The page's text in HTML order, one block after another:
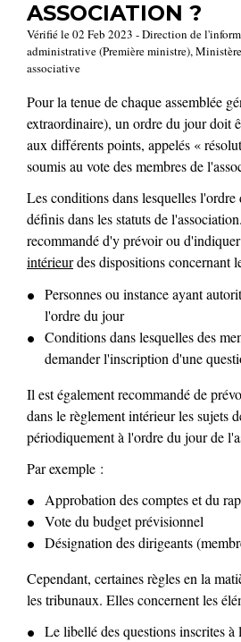
ASSOCIATION ?
Vérifié le 02 Feb 2023 - Direction de
administrative (Première ministre),
associative
Pour la tenue de chaque assemblée
extraordinaire), un ordre du jour doit
aux différents points, appelés «
soumis au vote des membres de
Les conditions dans lesquelles l'ordre
définis dans les statuts de
recommandé d'y prévoir ou
intérieurdes dispositions concernant
Personnes ou instance ayant
l'ordre du jour
Conditions dans lesquelles des
demander l'inscription d'une
Il est également recommandé de
dans le règlement intérieur les sujets
périodiquement à l'ordre du jour de
Par exemple :
Approbation des comptes et du
Vote du budget prévisionnel
Désignation des dirigeants
Cependant, certaines règles en la
les tribunaux. Elles concernent les
Le libellé des questions inscrites